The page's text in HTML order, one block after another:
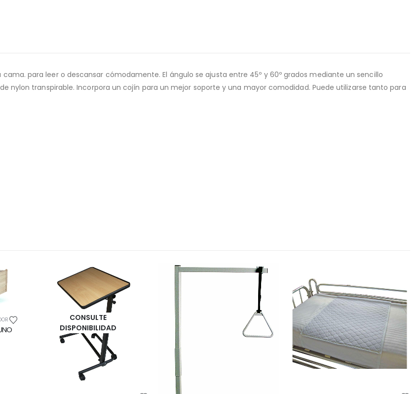
para leer o descansar cómodamente. El ángulo se ajusta entre 45º y 60º grados mediante un sencillo
nylon transpirable. Incorpora un cojín para un mejor soporte y una mayor comodidad. Puede utilizarse tanto para
CONSULTE
DISPONIBILIDAD